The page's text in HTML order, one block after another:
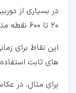
در بسیاری از
20 تا 600 نقطه متغیر می باشد.
این نقاط برای
های ثابت
برای مثال، در